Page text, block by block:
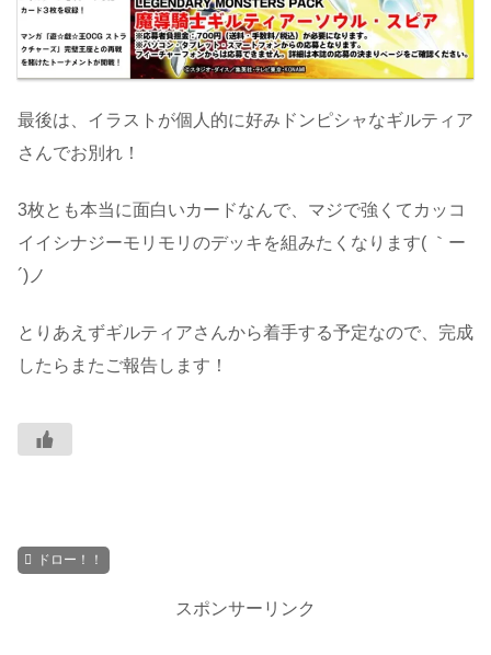
最後は、イラストが個人的に好みドンピシャなギルティア
さんでお別れ！
3枚とも本当に面白いカードなんで、マジで強くてカッコ
イイシナジーモリモリのデッキを組みたくなります( ｀ー
´)ノ
とりあえずギルティアさんから着手する予定なので、完成
したらまたご報告します！
ドロー！！
スポンサーリンク